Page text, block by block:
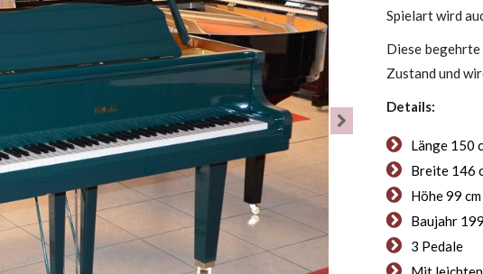
Spielart wird
Diese
Zustand und
Details:
Länge 150
Breite 146
Höhe 99 cm
Baujahr
3 Pedale